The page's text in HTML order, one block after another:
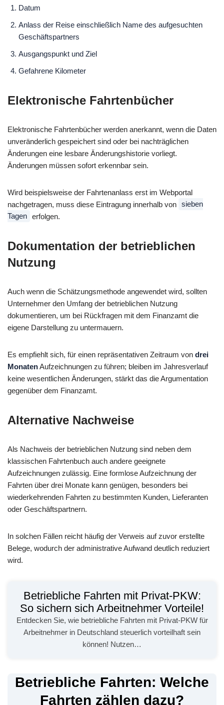
Datum
Anlass der Reise einschließlich Name des aufgesuchten
Geschäftspartners
Ausgangspunkt und Ziel
Gefahrene Kilometer
Elektronische Fahrtenbücher
Elektronische Fahrtenbücher werden anerkannt, wenn die Daten
unveränderlich gespeichert sind oder bei nachträglichen
Änderungen eine lesbare Änderungshistorie vorliegt.
Änderungen müssen sofort erkennbar sein.
Wird beispielsweise der Fahrtenanlass erst im Webportal
nachgetragen, muss diese Eintragung innerhalb von
sieben
Tagen erfolgen.
Dokumentation der betrieblichen
Nutzung
Auch wenn die Schätzungsmethode angewendet wird, sollten
Unternehmer den Umfang der betrieblichen Nutzung
dokumentieren, um bei Rückfragen mit dem Finanzamt die
eigene Darstellung zu untermauern.
Es empfiehlt sich, für einen repräsentativen Zeitraum von drei
MonatenAufzeichnungen zu führen; bleiben im Jahresverlauf
keine wesentlichen Änderungen, stärkt das die Argumentation
gegenüber dem Finanzamt.
Alternative Nachweise
Als Nachweis der betrieblichen Nutzung sind neben dem
klassischen Fahrtenbuch auch andere geeignete
Aufzeichnungen zulässig. Eine formlose Aufzeichnung der
Fahrten über drei Monate kann genügen, besonders bei
wiederkehrenden Fahrten zu bestimmten Kunden, Lieferanten
oder Geschäftspartnern.
In solchen Fällen reicht häufig der Verweis auf zuvor erstellte
Belege, wodurch der administrative Aufwand deutlich reduziert
wird.
Betriebliche Fahrten mit Privat-PKW:
So sichern sich Arbeitnehmer Vorteile!
Entdecken Sie, wie betriebliche Fahrten mit Privat-PKW für
Arbeitnehmer in Deutschland steuerlich vorteilhaft sein
können! Nutzen…
Betriebliche Fahrten: Welche
Fahrten zählen dazu?